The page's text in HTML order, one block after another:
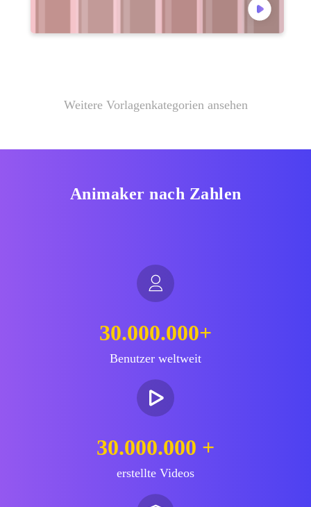
Weitere Vorlagenkategorien ansehen
Animaker nach Zahlen
30.000.000+
Benutzer weltweit
30.000.000 +
erstellte Videos